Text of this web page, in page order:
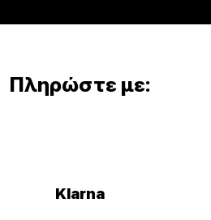
Πληρώστε με:
Klarna